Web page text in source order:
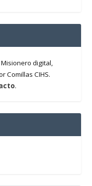
digital,
Comillas CIHS.
.